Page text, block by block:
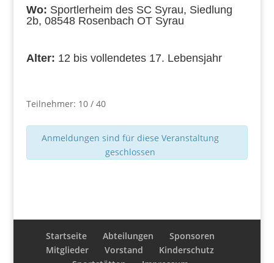
Wo: Sportlerheim des SC Syrau, Siedlung
2b, 08548 Rosenbach OT Syrau
Alter: 12 bis vollendetes 17. Lebensjahr
Teilnehmer: 10 / 40
Anmeldungen sind für diese Veranstaltung
geschlossen
Startseite Abteilungen
Sponsoren
Mitglieder
Vorstand
Kinderschutz